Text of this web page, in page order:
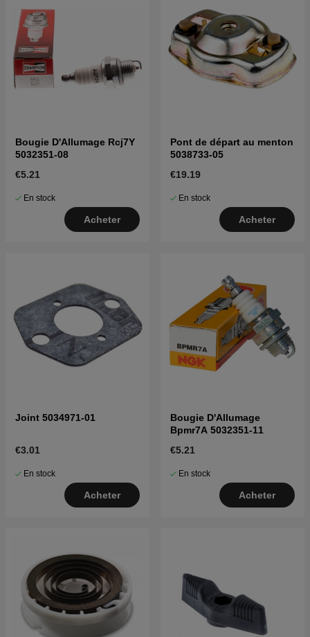
Bougie D'Allumage Rcj7Y
5032351-08
€5.21
En stock
Acheter
Pont de départ au menton
5038733-05
€19.19
En stock
Acheter
Joint 5034971-01
€3.01
En stock
Acheter
Bougie D'Allumage
Bpmr7A 5032351-11
€5.21
En stock
Acheter